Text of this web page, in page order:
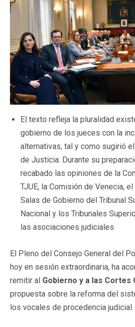
El texto refleja la pluralidad
gobierno de los jueces con la
alternativas, tal y como sugirió
de Justicia. Durante su
recabado las opiniones de la
TJUE, la Comisión de Venecia, el
Salas de Gobierno del Tribunal
Nacional y los Tribunales
las asociaciones judiciales
El Pleno del Consejo General del
hoy en sesión extraordinaria, ha
remitir al Gobierno y a las Cortes
propuesta sobre la reforma del
los vocales de procedencia judicial.